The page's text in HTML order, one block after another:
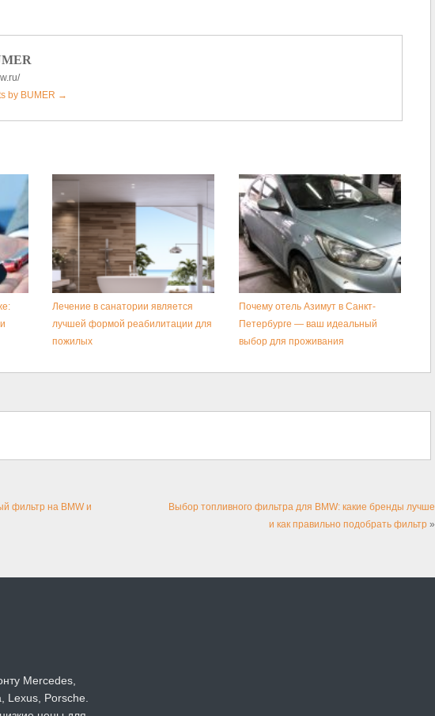
by BUMER →
Лечение в санатории является
лучшей формой реабилитации для
пожилых
Почему отель Азимут в Санкт-
Петербурге — ваш идеальный
выбор для проживания
фильтр на BMW и
Выбор топливного фильтра для BMW: какие бренды лучше
и как правильно подобрать фильтр »
Mercedes,
Lexus, Porsche.